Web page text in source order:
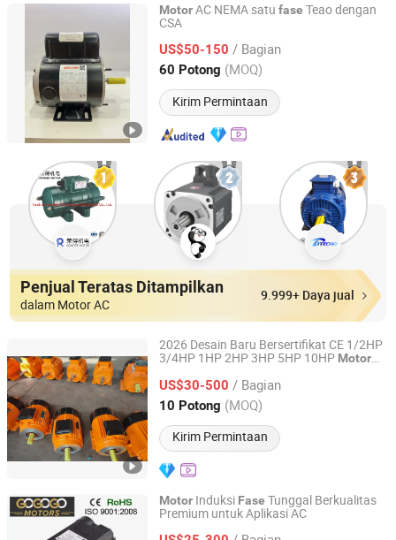
MotorAC NEMA satu fase Teao dengan
CSA
US$50-150 / Bagian
60 Potong (MOQ)
Kirim Permintaan
Cixi Waylead Electric Motor Manufacturing Co., Ltd.
Zhejiang, China Harga mulai 2011
Penjual Teratas Ditampilkan
dalam Motor AC
9.999+ Daya jual
2026 Desain Baru Bersertifikat CE 1/2HP
3/4HP 1HP 2HP 3HP 5HP 10HP Motor
Kapasitor dan Run Kapasitor Pabrikan
Pabrik
US$30-500 / Bagian
10 Potong (MOQ)
Kirim Permintaan
Zhejiang Quanda Electric motor Co., Ltd.
Zhejiang, China Harga mulai 2020
Motor Induksi Fase Tunggal Berkualitas
Premium untuk Aplikasi AC
Zhejiang Quanda Electric motor Co., Ltd.